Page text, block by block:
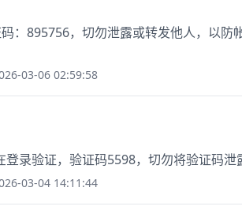
码：895756，切勿泄露或转发他人，以防
03-06 02:59:58
登录验证，验证码5598，切勿将验证码
03-04 14:11:44